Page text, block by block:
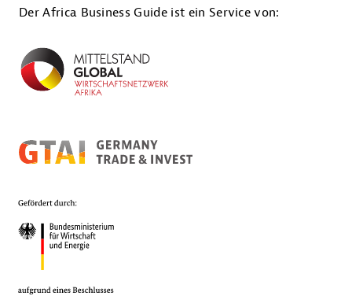
Der Africa Business Guide ist ein Service von: